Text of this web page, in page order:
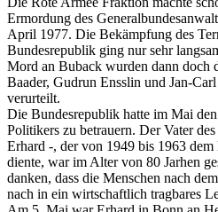
Ermordung des
April 1977. Die Bekämpfung des
Bundesrepublik ging nur sehr
Mord an Buback wurden dann doch
Baader, Gudrun Ensslin und Jan-
verurteilt.
Die Bundesrepublik hatte im Mai
Politikers zu betrauern. Der Vater
Erhard -, der von 1949 bis 1963
diente, war im Alter von 80 Jarhen
danken, dass die Menschen nach
nach in ein wirtschaftlich tragbares